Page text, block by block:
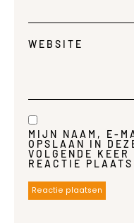
WEBSITE
MIJN NAAM, E-
OPSLAAN IN
VOLGENDE
REACTIE